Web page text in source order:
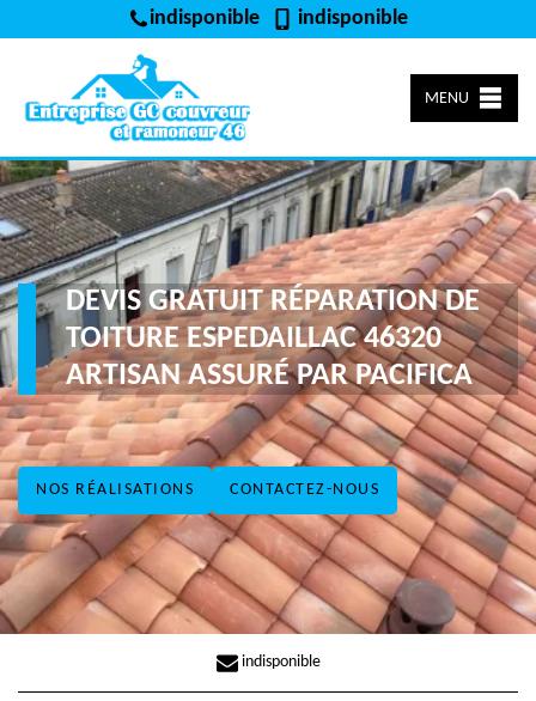
indisponible indisponible
MENU
NOS RÉALISATIONS CONTACTEZ-NOUS
DEVIS GRATUIT RÉPARATION DE
TOITURE ESPEDAILLAC 46320
ARTISAN ASSURÉ PAR PACIFICA
indisponible